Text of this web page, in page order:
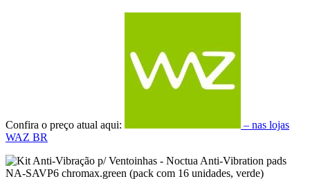
Confira o preço atual aqui:
– nas lojas
WAZ BR